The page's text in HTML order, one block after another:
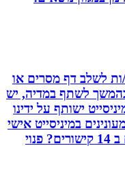
לשלב דף מסרים או
לשתף במדיה, יש
ישותף על ידינו
במיניסייט אישי
שיחשוף את כל הקמפיין שלכם ב 14 קישורים? פנוי